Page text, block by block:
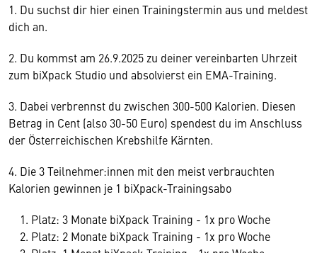
1. Du suchst dir hier einen Trainingstermin aus und meldest
dich an.
2. Du kommst am 26.9.2025 zu deiner vereinbarten Uhrzeit
zum biXpack Studio und absolvierst ein EMA-Training.
3. Dabei verbrennst du zwischen 300-500 Kalorien. Diesen
Betrag in Cent (also 30-50 Euro) spendest du im Anschluss
der Österreichischen Krebshilfe Kärnten.
4. Die 3 Teilnehmer:innen mit den meist verbrauchten
Kalorien gewinnen je 1 biXpack-Trainingsabo
Platz: 3 Monate biXpack Training - 1x pro Woche
Platz: 2 Monate biXpack Training - 1x pro Woche